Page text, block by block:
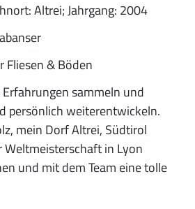
Altrei; Jahrgang: 2004
Fliesen & Böden
sammeln und
persönlich weiterentwickeln.
mein Dorf Altrei, Südtirol
Weltmeisterschaft in Lyon
und mit dem Team eine tolle